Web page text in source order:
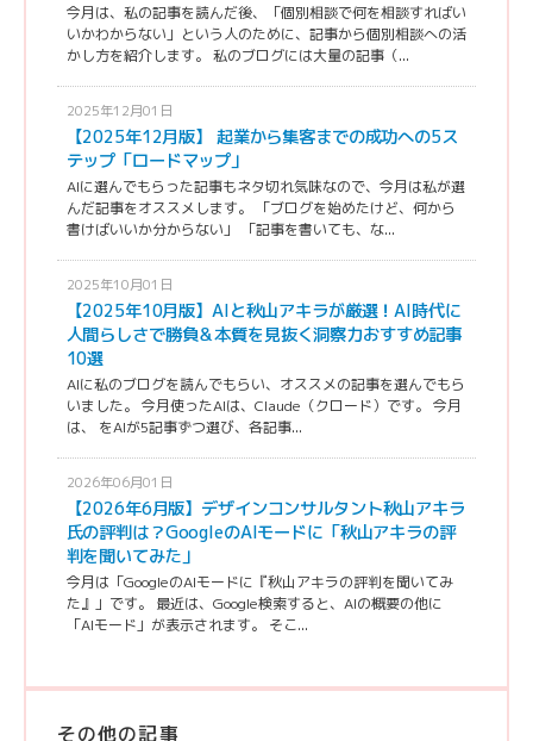
今月は、私の記事を読んだ後、「個別相談で何を相談すればい
いかわからない」という人のために、記事から個別相談への活
かし方を紹介します。 私のブログには大量の記事（...
2025年12月01日
【2025年12月版】 起業から集客までの成功への5ス
テップ「ロードマップ」
AIに選んでもらった記事もネタ切れ気味なので、今月は私が選
んだ記事をオススメします。 「ブログを始めたけど、何から
書けばいいか分からない」 「記事を書いても、な...
2025年10月01日
【2025年10月版】AIと秋山アキラが厳選！AI時代に
人間らしさで勝負＆本質を見抜く洞察力おすすめ記事
10選
AIに私のブログを読んでもらい、オススメの記事を選んでもら
いました。 今月使ったAIは、Claude（クロード）です。 今月
は、 をAIが5記事ずつ選び、各記事...
2026年06月01日
【2026年6月版】デザインコンサルタント秋山アキラ
氏の評判は？GoogleのAIモードに「秋山アキラの評
判を聞いてみた」
今月は「GoogleのAIモードに『秋山アキラの評判を聞いてみ
た』」です。 最近は、Google検索すると、AIの概要の他に
「AIモード」が表示されます。 そこ...
その他の記事